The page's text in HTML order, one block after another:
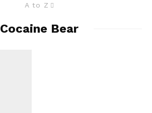
A to Z
Cocaine Bear